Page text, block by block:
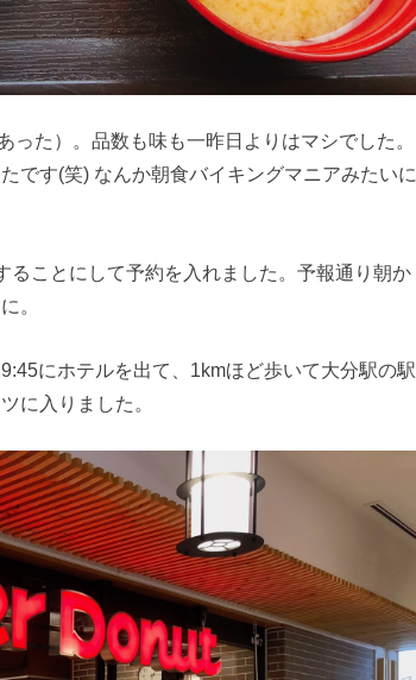
た）。品数も味も一昨日よりはマシでした。
です(笑) なんか朝食バイキングマニアみたいに
ことにして予約を入れました。予報通り朝か
。
にホテルを出て、1kmほど歩いて大分駅の駅
に入りました。